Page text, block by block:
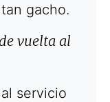
gacho.
vuelta al
servicio